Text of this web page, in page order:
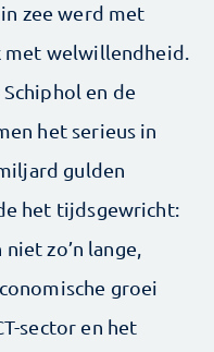
zee werd met
met welwillendheid.
en de
het serieus in
gulden
het tijdsgewricht:
zo’n lange,
groei
sector en het